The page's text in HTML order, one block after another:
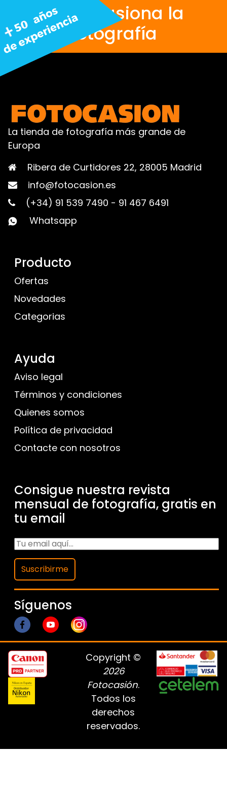
Nos apasiona la
fotografía
La tienda de fotografía más grande de
Europa
Ribera de Curtidores 22, 28005 Madrid
info@fotocasion.es
(+34) 91 539 7490 - 91 467 6491
Whatsapp
Producto
Ofertas
Novedades
Categorias
Ayuda
Aviso legal
Términos y condiciones
Quienes somos
Política de privacidad
Contacte con nosotros
Consigue nuestra revista
mensual de fotografía, gratis en
tu email
Suscribirme
Síguenos
Copyright ©
2026
Fotocasión.
Todos los
derechos
reservados.